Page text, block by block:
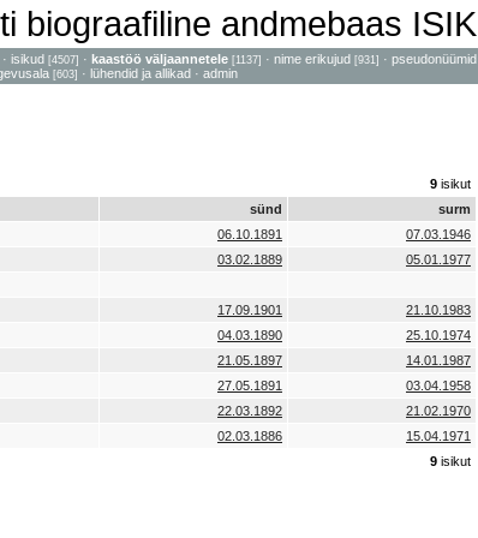
biograafiline andmebaas ISIK
· isikud [4507] · kaastöö väljaannetele [1137] · nime erikujud [931] · pseudonüümid
[603] · lühendid ja allikad · admin
9 isikut
sünd
surm
06.10.1891
07.03.1946
03.02.1889
05.01.1977
17.09.1901
21.10.1983
04.03.1890
25.10.1974
21.05.1897
14.01.1987
27.05.1891
03.04.1958
22.03.1892
21.02.1970
02.03.1886
15.04.1971
9 isikut